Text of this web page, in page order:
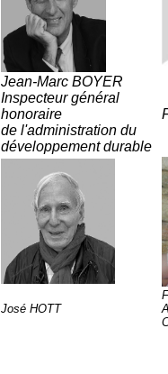
Jean-Marc BOYER
Inspecteur général
honoraire
de l'administration du
développement durable
José HOTT